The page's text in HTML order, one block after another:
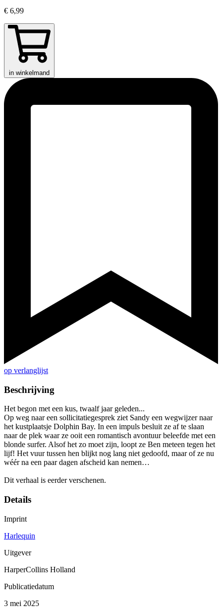
€ 6,99
in winkelmand
op verlanglijst
Beschrijving
Het begon met een kus, twaalf jaar geleden...
Op weg naar een sollicitatiegesprek ziet Sandy een wegwijzer naar
het kustplaatsje Dolphin Bay. In een impuls besluit ze af te slaan
naar de plek waar ze ooit een romantisch avontuur beleefde met een
blonde surfer. Alsof het zo moet zijn, loopt ze Ben meteen tegen het
lijf! Het vuur tussen hen blijkt nog lang niet gedoofd, maar of ze nu
wéér na een paar dagen afscheid kan nemen…
Dit verhaal is eerder verschenen.
Details
Imprint
Harlequin
Uitgever
HarperCollins Holland
Publicatiedatum
3 mei 2025